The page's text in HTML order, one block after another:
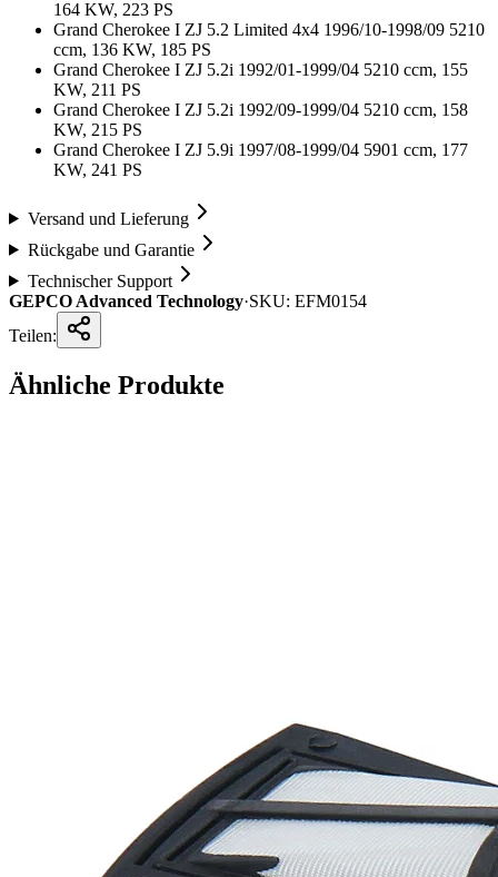
164 KW, 223 PS
Grand Cherokee I ZJ 5.2 Limited 4x4 1996/10-1998/09 5210
ccm, 136 KW, 185 PS
Grand Cherokee I ZJ 5.2i 1992/01-1999/04 5210 ccm, 155
KW, 211 PS
Grand Cherokee I ZJ 5.2i 1992/09-1999/04 5210 ccm, 158
KW, 215 PS
Grand Cherokee I ZJ 5.9i 1997/08-1999/04 5901 ccm, 177
KW, 241 PS
Versand und Lieferung
Rückgabe und Garantie
Technischer Support
GEPCO Advanced Technology·SKU: EFM0154
Teilen:
Ähnliche Produkte